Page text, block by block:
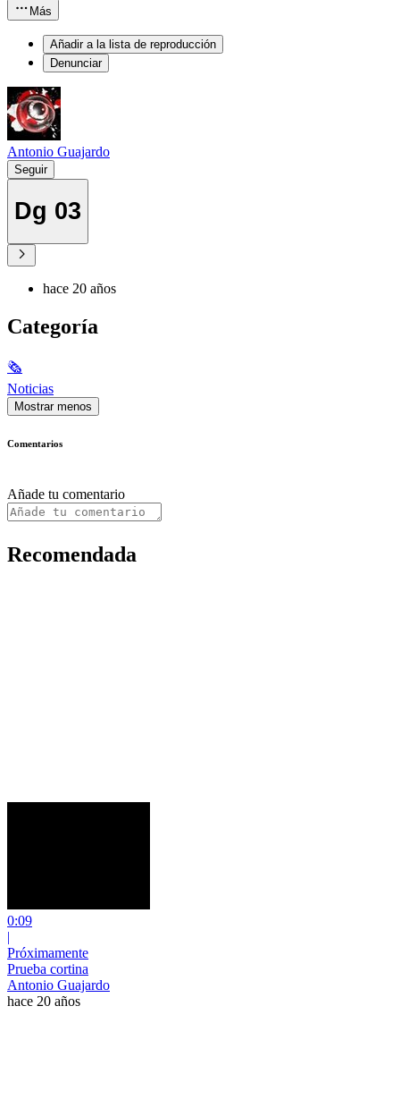
Más
Añadir a la lista de reproducción
Denunciar
Antonio Guajardo
Seguir
Dg 03
hace 20 años
Categoría
🗞
Noticias
Mostrar menos
Comentarios
Añade tu comentario
Recomendada
0:09
|
Próximamente
Prueba cortina
Antonio Guajardo
hace 20 años